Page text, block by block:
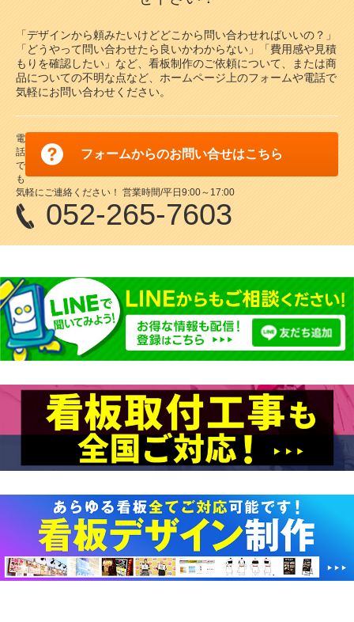
「デザインから頼みたいけどどこから問い合わせればいいの？」
「どうやって問い合わせたら良いかわからない」「費用感や見積
もりを確認したい」など、看板制作のご依頼について、または商
品についての不明な点など、ホームページ上のフォームや電話で
気軽にお問い合わせください。
フォームからのお問い合せはこちら
電
話
で
も
気軽にご連絡ください！ 営業時間/平日9:00～17:00
052-265-7603